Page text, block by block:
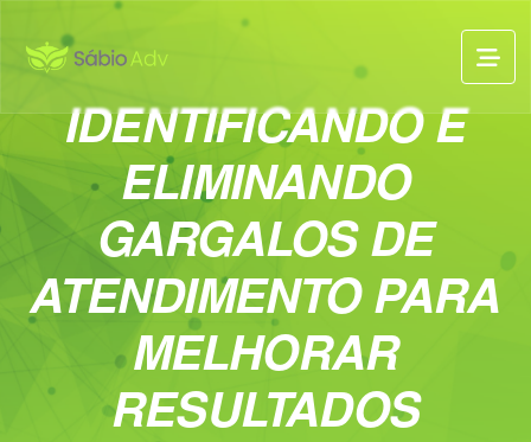
IDENTIFICANDO E
ELIMINANDO
GARGALOS DE
ATENDIMENTO PARA
MELHORAR
RESULTADOS